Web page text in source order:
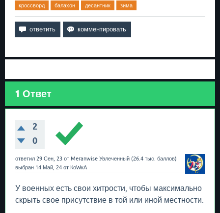
кроссворд балахон десантник зима
1 Ответ
2
0
ответил 29 Сен, 23 от Meranwise Увлеченный (26.4 тыс. баллов)
выбран 14 Май, 24 от КоWкА
У военных есть свои хитрости, чтобы максимально
скрыть свое присутствие в той или иной местности.